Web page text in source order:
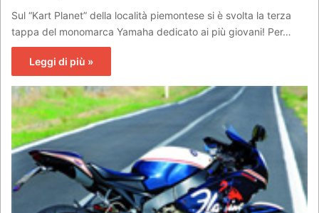
Sul “Kart Planet” della località piemontese si è svolta la terza
tappa del monomarca Yamaha dedicato ai più giovani! Per…
Leggi di più »